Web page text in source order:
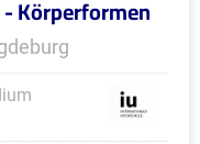
Körperformen